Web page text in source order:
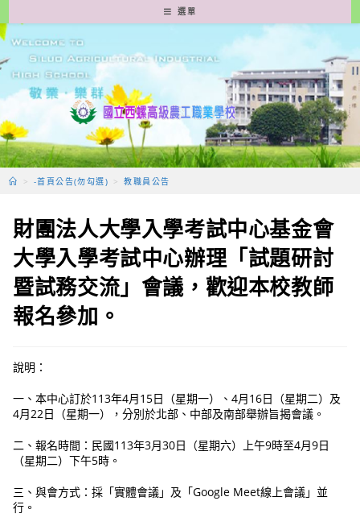
轉
至
要
容
選單
> -首頁公告(勿勾選) > 教職員公告
財團法人大學入學考試中心基金會
大學入學考試中心辦理「試題研討
暨試務交流」會議，歡迎本校教師
報名參加。
說明：
一、本中心訂於113年4月15日（星期一）、4月16日（星期二）及
4月22日（星期一），分別於北部、中部及南部舉辦旨揭會議。
二、報名時間：民國113年3月30日（星期六）上午9時至4月9日
（星期二）下午5時。
三、與會方式：採「實體會議」及「Google Meet線上會議」並
行。